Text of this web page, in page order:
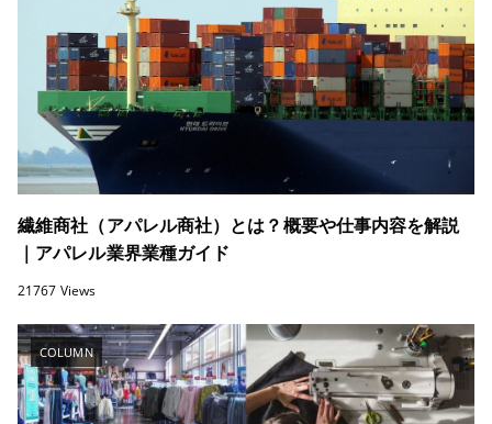
繊維商社（アパレル商社）とは？概要や仕事内容を解説
｜アパレル業界業種ガイド
21767 Views
COLUMN